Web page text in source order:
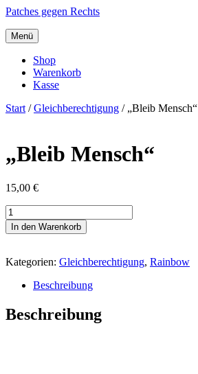
Patches gegen Rechts
Menü
Shop
Warenkorb
Kasse
Start /Gleichberechtigung / „Bleib Mensch“
„Bleib Mensch“
15,00 €
"Bleib
Mensch"
Menge
In den Warenkorb
Kategorien: Gleichberechtigung, Rainbow
Beschreibung
Beschreibung